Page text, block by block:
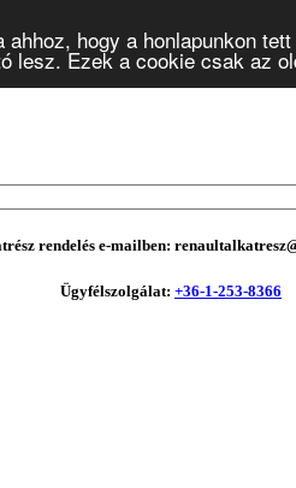
hogy a honlapunkon
Ezek a cookie csak az
rendelés e-mailben:
Ügyfélszolgálat: +36-1-253-8366